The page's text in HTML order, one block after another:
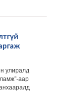
улиралд
аар